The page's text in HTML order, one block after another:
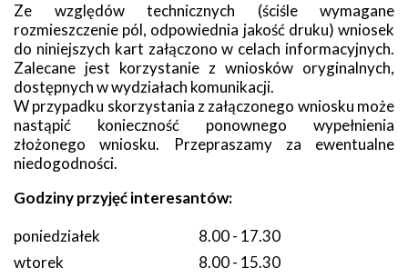
Ze względów technicznych (ściśle wymagane
rozmieszczenie pól, odpowiednia jakość druku) wniosek
do niniejszych kart załączono w celach informacyjnych.
Zalecane jest korzystanie z wniosków oryginalnych,
dostępnych w wydziałach komunikacji.
W przypadku skorzystania z załączonego wniosku może
nastąpić konieczność ponownego wypełnienia
złożonego wniosku. Przepraszamy za ewentualne
niedogodności.
Godziny przyjęć interesantów:
poniedziałek
8.00 - 17.30
wtorek
8.00 - 15.30